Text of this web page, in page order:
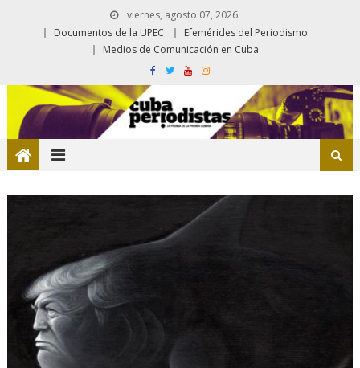
viernes, agosto 07, 2026
Documentos de la UPEC
Efemérides del Periodismo
Medios de Comunicación en Cuba